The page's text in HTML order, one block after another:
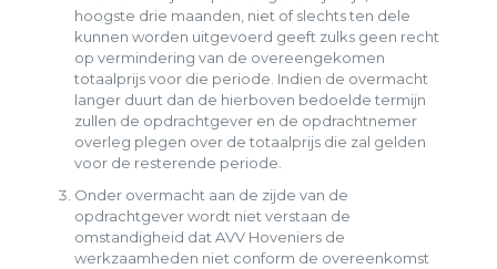
hoogste drie maanden, niet of slechts ten dele
kunnen worden uitgevoerd geeft zulks geen recht
op vermindering van de overeengekomen
totaalprijs voor die periode. Indien de overmacht
langer duurt dan de hierboven bedoelde termijn
zullen de opdrachtgever en de opdrachtnemer
overleg plegen over de totaalprijs die zal gelden
voor de resterende periode.
Onder overmacht aan de zijde van de
opdrachtgever wordt niet verstaan de
omstandigheid dat AVV Hoveniers de
werkzaamheden niet conform de overeenkomst